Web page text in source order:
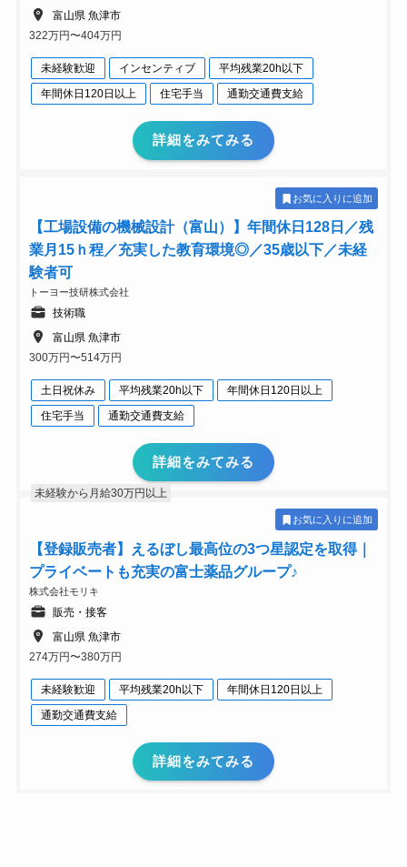
富山県 魚津市
322万円〜404万円
未経験歓迎 インセンティブ
平均残業20h以下
年間休日120日以上
住宅手当 通勤交通費支給
詳細をみてみる
お気に入りに追加
【工場設備の機械設計（富山）】年間休日128日／残
業月15ｈ程／充実した教育環境◎／35歳以下／未経
験者可
トーヨー技研株式会社
技術職
富山県 魚津市
300万円〜514万円
土日祝休み 平均残業20h以下
年間休日120日以上
住宅手当
通勤交通費支給
詳細をみてみる
未経験から月給30万円以上
お気に入りに追加
【登録販売者】えるぼし最高位の3つ星認定を取得｜
プライベートも充実の富士薬品グループ♪
株式会社モリキ
販売・接客
富山県 魚津市
274万円〜380万円
未経験歓迎 平均残業20h以下
年間休日120日以上
通勤交通費支給
詳細をみてみる